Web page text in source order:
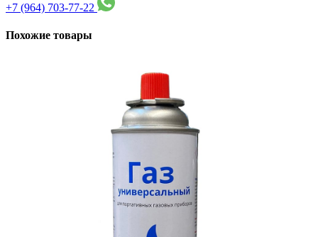
+7 (964) 703-77-22
Похожие товары